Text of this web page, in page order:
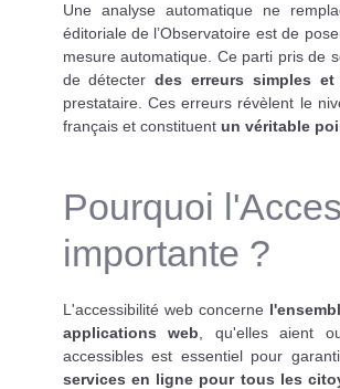
Une analyse automatique ne
éditoriale de l’Observatoire est de
mesure automatique. Ce parti pris de
de détecterdes erreurs simples
prestataire. Ces erreurs révèlent le
français et constituentun véritable
Pourquoi
importante ?
L'accessibilité web concerne
applications web , qu'elles aient
accessibles est essentiel pour
services en ligne pour tous les